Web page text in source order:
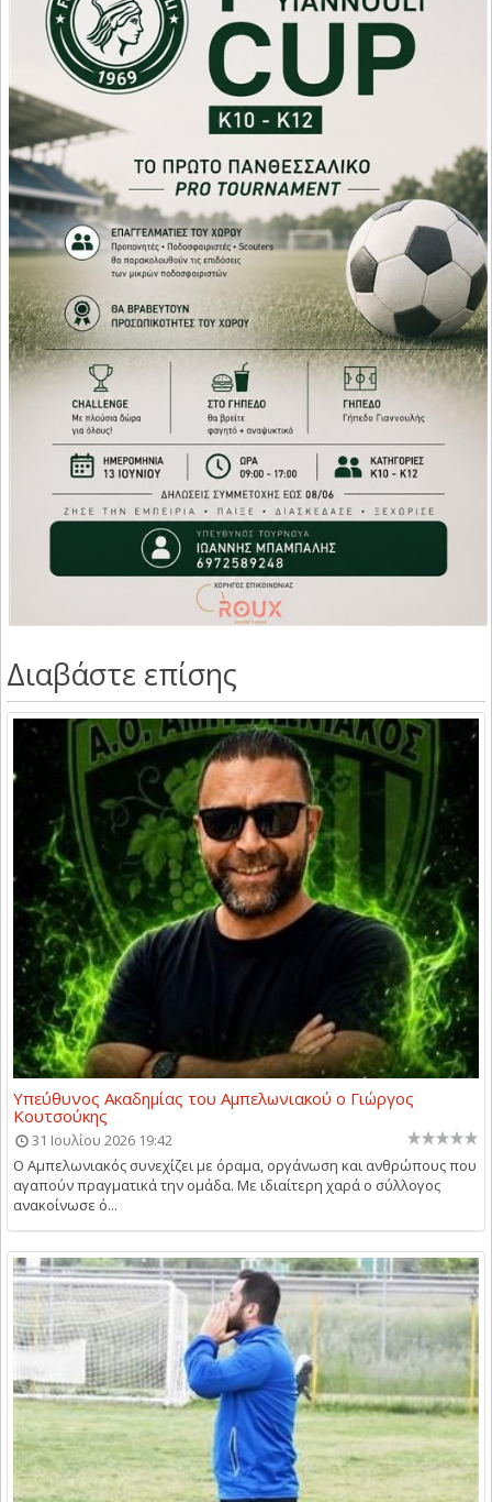
Διαβάστε επίσης
Υπεύθυνος Ακαδημίας του Αμπελωνιακού ο Γιώργος
Κουτσούκης
31 Ιουλίου 2026 19:42
Ο Αμπελωνιακός συνεχίζει με όραμα, οργάνωση και ανθρώπους που
αγαπούν πραγματικά την ομάδα. Με ιδιαίτερη χαρά ο σύλλογος
ανακοίνωσε ό...